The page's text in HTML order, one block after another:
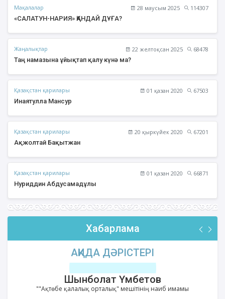
Мақалалар 28 маусым 2025
114307
«САЛАТУН-НАРИЯ» ҚАНДАЙ ДҰҒА?
Жаңалықтар 22 желтоқсан 2025
68478
Таң намазына ұйықтап қалу күнә ма?
Қазақстан қарилары 01 қазан 2020
67503
Инаятулла Мансур
Қазақстан қарилары 20 қыркүйек 2020
67201
Ақжолтай Бақытжан
Қазақстан қарилары 01 қазан 2020
66871
Нуриддин Абдусамадұлы
Хабарлама
АҚИДА ДӘРІСТЕРІ
Шынболат Үмбетов
""Ақтөбе қалалық орталық" мешітінің наиб имамы